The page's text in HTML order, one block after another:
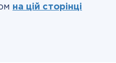
на цій сторінці